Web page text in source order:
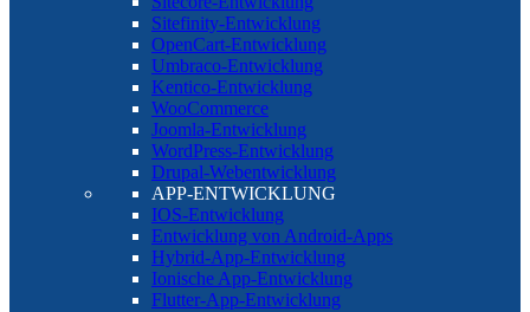
Sitefinity-Entwicklung
OpenCart-Entwicklung
Umbraco-Entwicklung
Kentico-Entwicklung
WooCommerce
Joomla-Entwicklung
WordPress-Entwicklung
Drupal-Webentwicklung
APP-ENTWICKLUNG
IOS-Entwicklung
Entwicklung von Android-Apps
Hybrid-App-Entwicklung
Ionische App-Entwicklung
Flutter-App-Entwicklung